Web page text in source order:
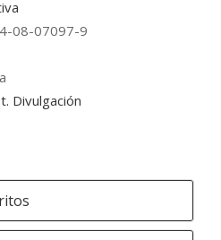
08-07097-9
Divulgación